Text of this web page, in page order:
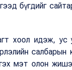
бүгдийг
хоол идэж, ус
салбарын
мэт олон